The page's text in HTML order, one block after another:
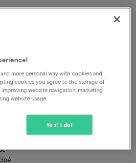
Kasteel TerWorm
un tout nouveau bien-être dans un
le sud du Limbourg
2 personnes comprenant:
quotidien
more personal way with cookies and
cookies you agree to the storage of
website navigation, marketing
website usage.
Yes! I do!